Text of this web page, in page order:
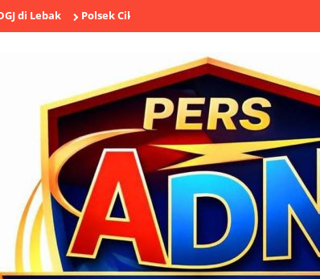
Polsek Cikande Ungkap Aksi Pencurian Besi Ulir Senilai